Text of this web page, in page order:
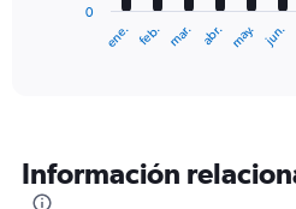
categories.
The
ene. feb. mar. abr. may. jun.
0
Información